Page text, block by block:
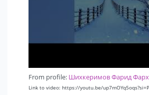
From profile: Шихкеримов Фарид
Link to video: https://youtu.be/